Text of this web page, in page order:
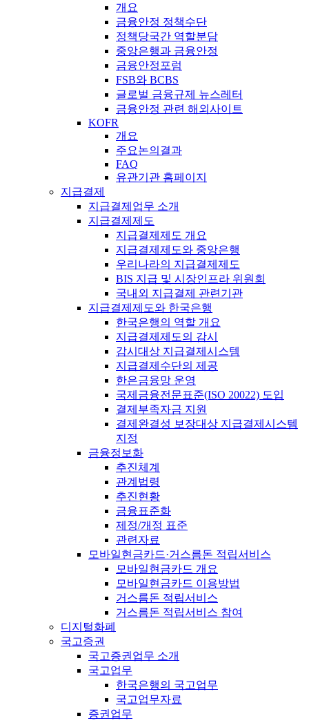
개요
금융안정 정책수단
정책당국간 역할분담
중앙은행과 금융안정
금융안정포럼
FSB와 BCBS
글로벌 금융규제 뉴스레터
금융안정 관련 해외사이트
KOFR
개요
주요논의결과
FAQ
유관기관 홈페이지
지급결제
지급결제업무 소개
지급결제제도
지급결제제도 개요
지급결제제도와 중앙은행
우리나라의 지급결제제도
BIS 지급 및 시장인프라 위원회
국내외 지급결제 관련기관
지급결제제도와 한국은행
한국은행의 역할 개요
지급결제제도의 감시
감시대상 지급결제시스템
지급결제수단의 제공
한은금융망 운영
국제금융전문표준(ISO 20022) 도입
결제부족자금 지원
결제완결성 보장대상 지급결제시스템
지정
금융정보화
추진체계
관계법령
추진현황
금융표준화
제정/개정 표준
관련자료
모바일현금카드·거스름돈 적립서비스
모바일현금카드 개요
모바일현금카드 이용방법
거스름돈 적립서비스
거스름돈 적립서비스 참여
디지털화폐
국고증권
국고증권업무 소개
국고업무
한국은행의 국고업무
국고업무자료
증권업무